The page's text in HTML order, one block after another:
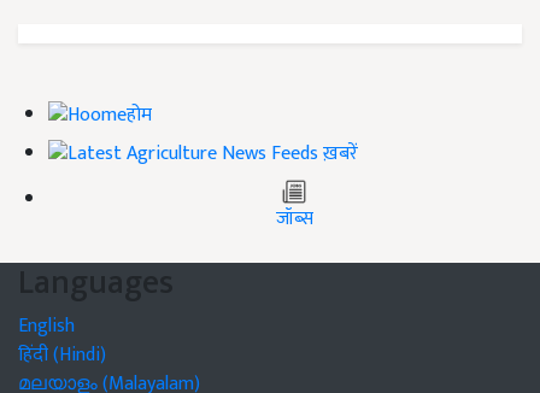
होम
ख़बरें
जॉब्स
Languages
English
हिंदी (Hindi)
മലയാളം (Malayalam)